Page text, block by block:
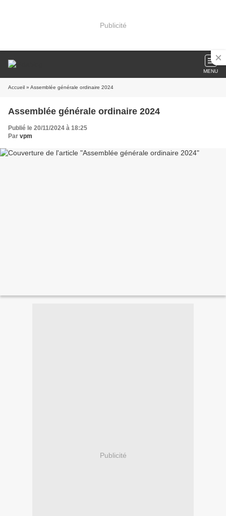
Publicité
MENU
Accueil » Assemblée générale ordinaire 2024
Assemblée générale ordinaire 2024
Publié le 20/11/2024 à 18:25
Par vpm
Publicité